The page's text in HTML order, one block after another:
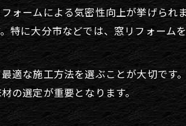
叶える効率的な光熱費節約方法
熱化による冷暖房費の削減術
の窓リフォーム施工事例を紹介
ムが省エネ効果に与える影響とは
助金を活用した光熱費削減の実際
る冬の防寒リフォーム
ォームによる気密性向上が挙げられ
特に大分市などでは、窓リフォーム
適な施工方法を選ぶことが大切です
の選定が重要となります。